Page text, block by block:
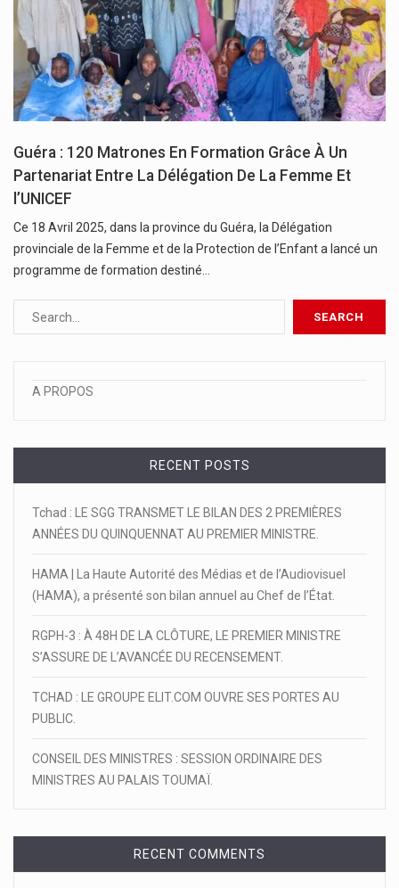
Guéra : 120 Matrones En Formation Grâce À Un
Partenariat Entre La Délégation De La Femme Et
l’UNICEF
Ce 18 Avril 2025, dans la province du Guéra, la Délégation
provinciale de la Femme et de la Protection de l’Enfant a lancé un
programme de formation destiné…
A PROPOS
RECENT POSTS
Tchad : LE SGG TRANSMET LE BILAN DES 2 PREMIÈRES
ANNÉES DU QUINQUENNAT AU PREMIER MINISTRE.
HAMA | La Haute Autorité des Médias et de l’Audiovisuel
(HAMA), a présenté son bilan annuel au Chef de l’État.
RGPH-3 : À 48H DE LA CLÔTURE, LE PREMIER MINISTRE
S’ASSURE DE L’AVANCÉE DU RECENSEMENT.
TCHAD : LE GROUPE ELIT.COM OUVRE SES PORTES AU
PUBLIC.
CONSEIL DES MINISTRES : SESSION ORDINAIRE DES
MINISTRES AU PALAIS TOUMAÏ.
RECENT COMMENTS